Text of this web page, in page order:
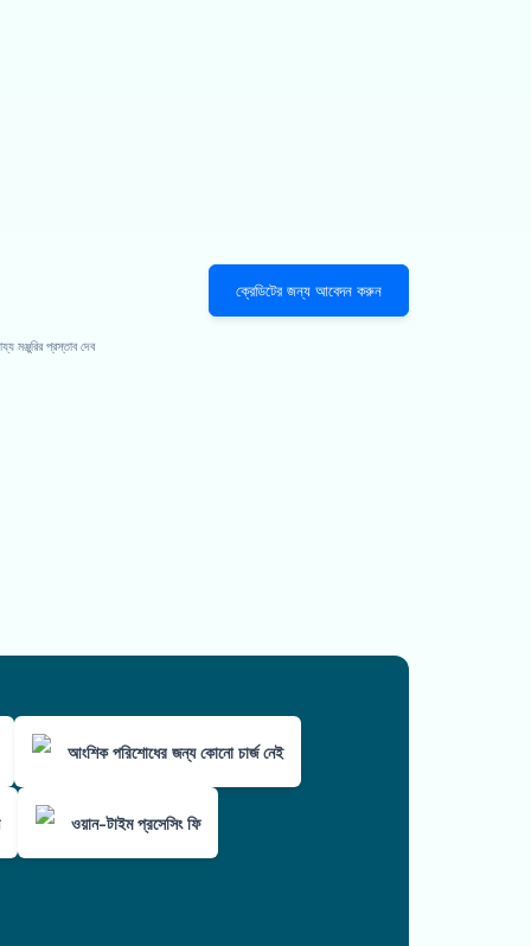
মঞ্জুরির প্রস্তাব দেব
ক্রেডিটের জন্য আবেদন করুন
আংশিক পরিশোধের জন্য কোনো চার্জ নেই
ওয়ান-টাইম প্রসেসিং ফি